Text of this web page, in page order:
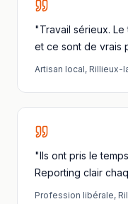
"Travail sérieux.
et ce sont de vrais
Artisan local, Rillieux-
"Ils ont pris le
Reporting clair
Profession libérale,